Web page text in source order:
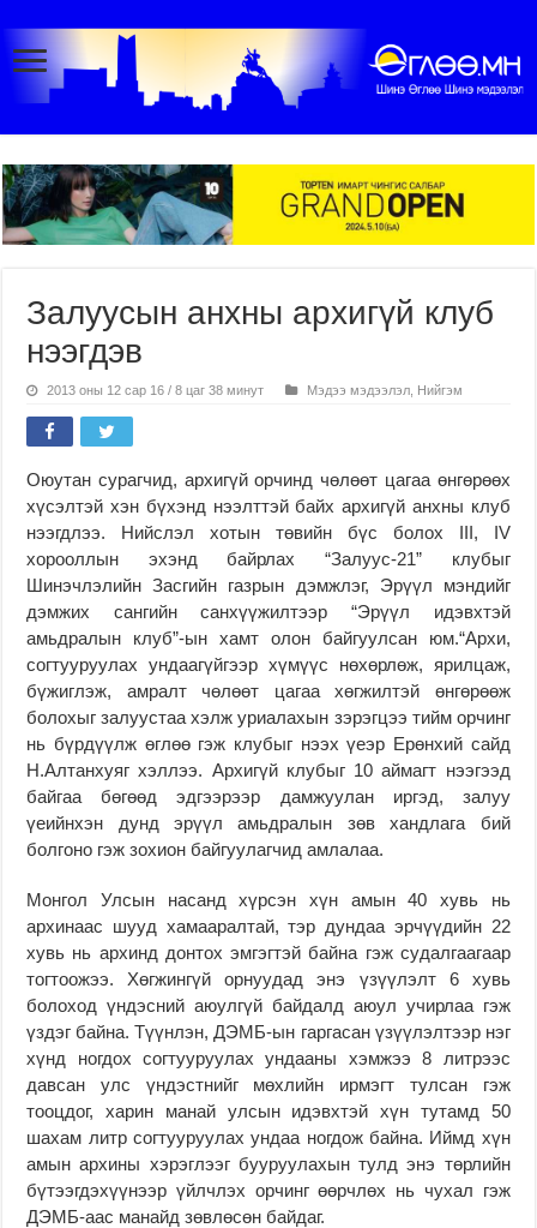
Залуусын анхны архигүй клуб
нээгдэв
2013 оны 12 сар 16 / 8 цаг 38 минут Мэдээ мэдээлэл Нийгэм
Оюутан сурагчид, архигүй орчинд чөлөөт цагаа өнгөрөөх
хүсэлтэй хэн бүхэнд нээлттэй байх архигүй анхны клуб
нээгдлээ. Нийслэл хотын төвийн бүс болох III, IV
хорооллын эхэнд байрлах “Залуус-21” клубыг
Шинэчлэлийн Засгийн газрын дэмжлэг, Эрүүл мэндийг
дэмжих сангийн санхүүжилтээр “Эрүүл идэвхтэй
амьдралын клуб”-ын хамт олон байгуулсан юм.“Архи,
согтууруулах ундаагүйгээр хүмүүс нөхөрлөж, ярилцаж,
бүжиглэж, амралт чөлөөт цагаа хөгжилтэй өнгөрөөж
болохыг залуустаа хэлж уриалахын зэрэгцээ тийм орчинг
нь бүрдүүлж өглөө гэж клубыг нээх үеэр Ерөнхий сайд
Н.Алтанхуяг хэллээ. Архигүй клубыг 10 аймагт нээгээд
байгаа бөгөөд эдгээрээр дамжуулан иргэд, залуу
үеийнхэн дунд эрүүл амьдралын зөв хандлага бий
болгоно гэж зохион байгуулагчид амлалаа.
Монгол Улсын насанд хүрсэн хүн амын 40 хувь нь
архинаас шууд хамааралтай, тэр дундаа эрчүүдийн 22
хувь нь архинд донтох эмгэгтэй байна гэж судалгаагаар
тогтоожээ. Хөгжингүй орнуудад энэ үзүүлэлт 6 хувь
болоход үндэсний аюулгүй байдалд аюул учирлаа гэж
үздэг байна. Түүнлэн, ДЭМБ-ын гаргасан үзүүлэлтээр нэг
хүнд ногдох согтууруулах ундааны хэмжээ 8 литрээс
давсан улс үндэстнийг мөхлийн ирмэгт тулсан гэж
тооцдог, харин манай улсын идэвхтэй хүн тутамд 50
шахам литр согтууруулах ундаа ногдож байна. Иймд хүн
амын архины хэрэглээг бууруулахын тулд энэ төрлийн
бүтээгдэхүүнээр үйлчлэх орчинг өөрчлөх нь чухал гэж
ДЭМБ-аас манайд зөвлөсөн байдаг.